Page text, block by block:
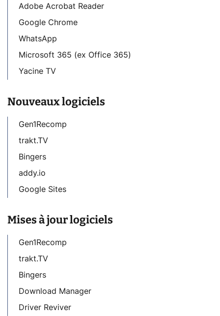
Adobe Acrobat Reader
Google Chrome
WhatsApp
Microsoft 365 (ex Office 365)
Yacine TV
Nouveaux logiciels
Gen1Recomp
trakt.TV
Bingers
addy.io
Google Sites
Mises à jour logiciels
Gen1Recomp
trakt.TV
Bingers
Download Manager
Driver Reviver